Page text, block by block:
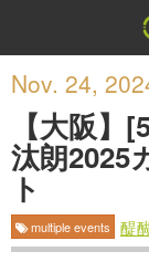
Nov. 24,
【大阪
汰朗2025
ト
multiple events 醍